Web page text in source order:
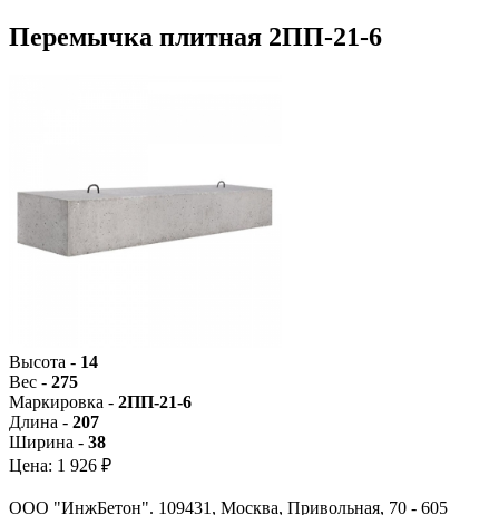
Перемычка плитная 2ПП-21-6
Высота - 14
Вес - 275
Маркировка - 2ПП-21-6
Длина - 207
Ширина - 38
Цена: 1 926 ₽
ООО "ИнжБетон". 109431, Москва, Привольная, 70 - 605